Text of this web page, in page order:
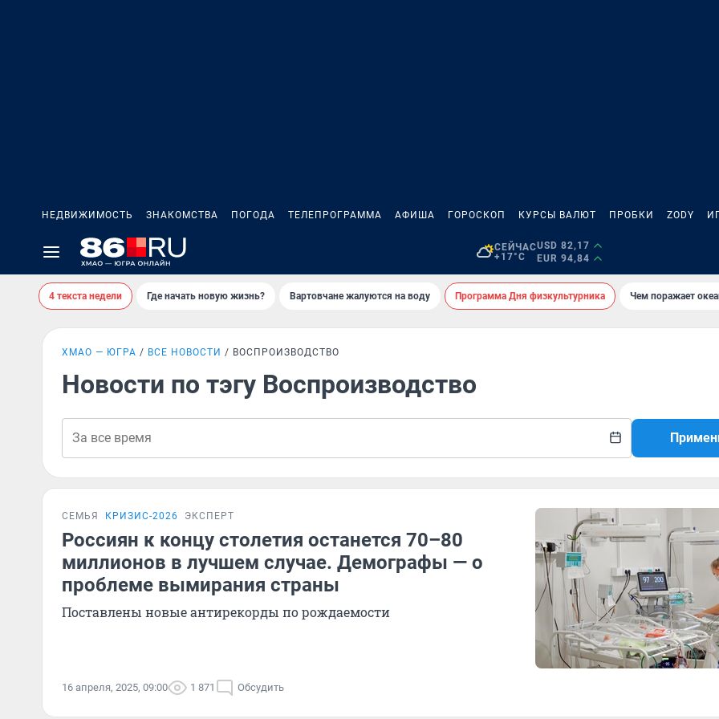
НЕДВИЖИМОСТЬ ЗНАКОМСТВА ПОГОДА ТЕЛЕПРОГРАММА АФИША ГОРОСКОП КУРСЫ ВАЛЮТ ПРОБКИ ZODY
СЕЙЧАС
+17°C
USD 82,17
EUR 94,84
4 текста недели Где начать новую жизнь? Вартовчане жалуются на воду Программа Дня физкультурника Чем поражает
ХМАО — ЮГРА ВСЕ НОВОСТИ ВОСПРОИЗВОДСТВО
Новости по тэгу Воспроизводство
СЕМЬЯ КРИЗИС-2026 ЭКСПЕРТ
Россиян к концу столетия останется 70–80
миллионов в лучшем случае. Демографы — о
проблеме вымирания страны
Поставлены новые антирекорды по рождаемости
16 апреля, 2025, 09:00 1 871 Обсудить